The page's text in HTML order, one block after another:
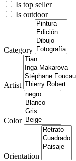
Is top seller
Is outdoor
Category
Artist
Color
Orientation